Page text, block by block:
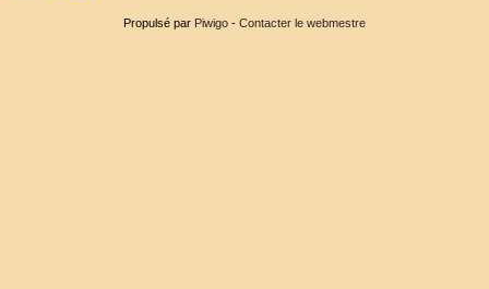
Propulsé par Piwigo - Contacter le webmestre